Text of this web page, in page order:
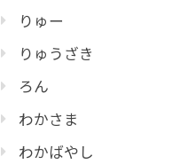
りゅー
りゅうざき
ろん
わかさま
わかばやし